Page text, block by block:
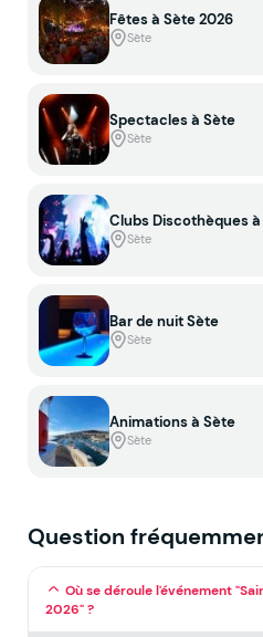
Fêtes à Sète 2026
Sète
Spectacles à Sète
Sète
Clubs Discothèques
Sète
Bar de nuit Sète
Sète
Animations à Sète
Sète
Question
Où se déroule l'événement
2026" ?